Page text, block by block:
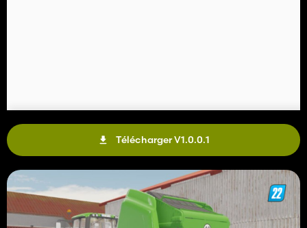
Télécharger V1.0.0.1